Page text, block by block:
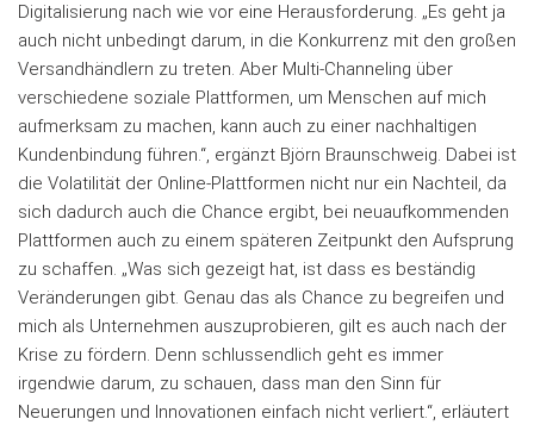
Digitalisierung nach wie vor eine Herausforderung. „Es geht ja
auch nicht unbedingt darum, in die Konkurrenz mit den großen
Versandhändlern zu treten. Aber Multi-Channeling über
verschiedene soziale Plattformen, um Menschen auf mich
aufmerksam zu machen, kann auch zu einer nachhaltigen
Kundenbindung führen.“, ergänzt Björn Braunschweig. Dabei ist
die Volatilität der Online-Plattformen nicht nur ein Nachteil, da
sich dadurch auch die Chance ergibt, bei neuaufkommenden
Plattformen auch zu einem späteren Zeitpunkt den Aufsprung
zu schaffen. „Was sich gezeigt hat, ist dass es beständig
Veränderungen gibt. Genau das als Chance zu begreifen und
mich als Unternehmen auszuprobieren, gilt es auch nach der
Krise zu fördern. Denn schlussendlich geht es immer
irgendwie darum, zu schauen, dass man den Sinn für
Neuerungen und Innovationen einfach nicht verliert.“, erläutert